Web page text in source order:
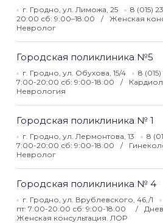
г. Гродно, ул. Лиможа, 25 8 (015)
20:00 сб: 9:00–18:00
Женская
Невролог
Городская поликлиника №5
г. Гродно, ул. Обухова, 15/4 8
7:00-20:00 сб: 9:00-18:00
Неврология
Городская поликлиника № 1
г. Гродно, ул. Лермонтова, 13 8
7:00-20:00 сб: 9:00-18:00
Невролог
Городская поликлиника № 4
г. Гродно, ул. Врублевского, 46,/1
пт: 7:00-20:00 сб: 9:00-18:00
Женская консультация. ЛОР